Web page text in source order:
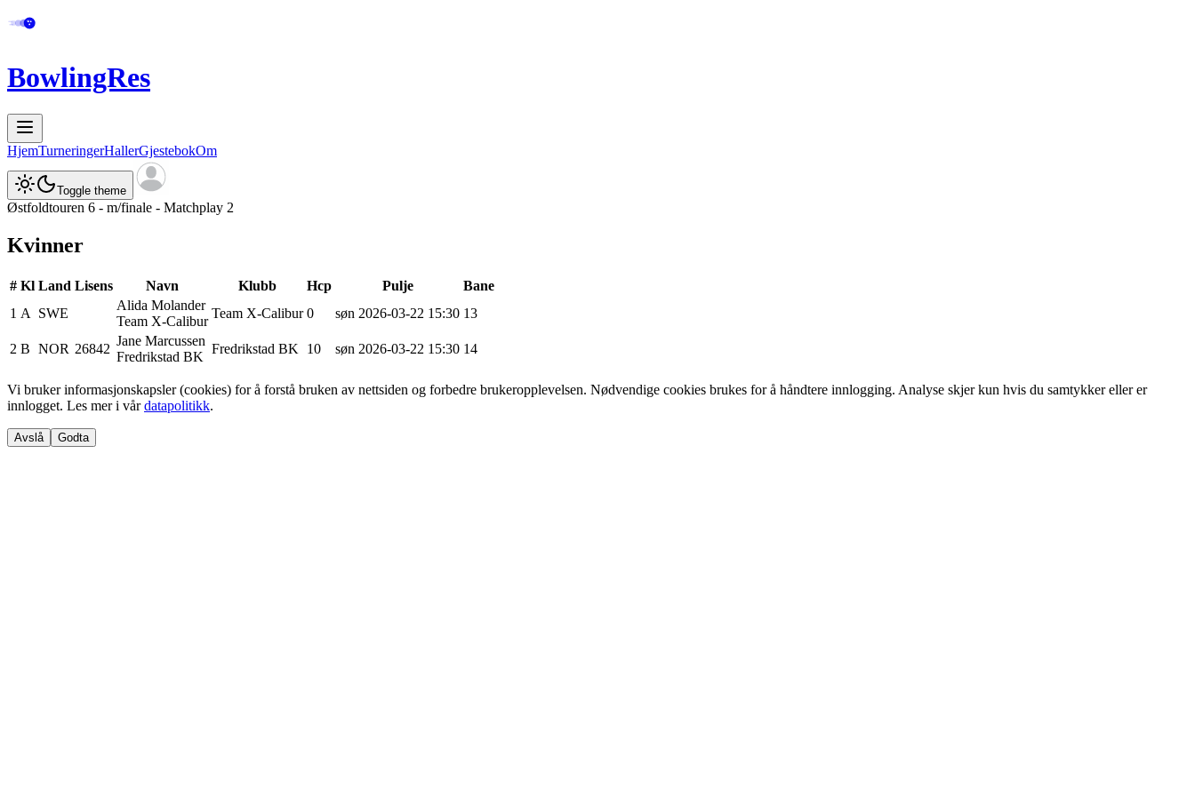
BowlingRes
HjemTurneringerHallerGjestebokOm
Toggle theme
Østfoldtouren 6 - m/finale - Matchplay 2
Kvinner
# Kl Land Lisens Navn Klubb Hcp Pulje
Bane
1 A SWE
Alida Molander
Team X-Calibur
Team X-Calibur 0 søn 2026-03-22 15:30 13
2 B NOR 26842
Jane Marcussen
Fredrikstad BK
Fredrikstad BK 10 søn 2026-03-22 15:30 14
Vi bruker informasjonskapsler (cookies) for å forstå bruken av nettsiden og forbedre brukeropplevelsen. Nødvendige cookies brukes for å håndtere innlogging. Analyse skjer kun hvis du samtykker eller er
innlogget. Les mer i vår datapolitikk.
Avslå Godta